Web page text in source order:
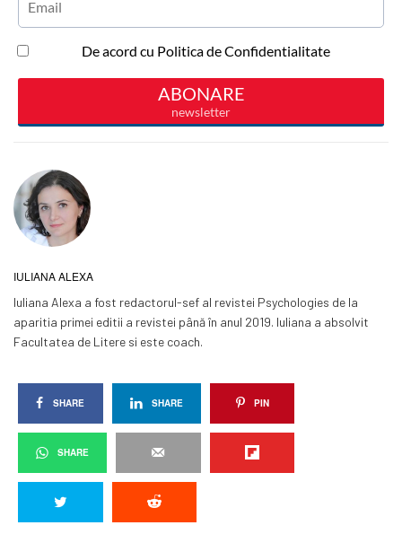
IULIANA ALEXA
Iuliana Alexa a fost redactorul-sef al revistei Psychologies de la
aparitia primei editii a revistei până în anul 2019. Iuliana a absolvit
Facultatea de Litere si este coach.
SHARE SHARE PIN
SHARE